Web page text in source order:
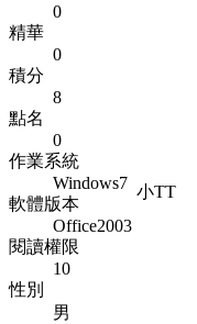
0
精華
0
積分
8
點名
0
作業系統
Windows7
軟體版本
Office2003
閱讀權限
10
性別
男
小TT